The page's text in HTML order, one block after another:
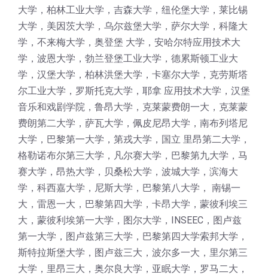
大学，柏林工业大学，吉森大学，纽伦堡大学，莱比锡
大学，美因茨大学，乌尔兹堡大学，萨尔大学，科隆大
学，不来梅大学，奥登堡 大学，安哈尔特应用技术大
学，波恩大学，勃兰登堡工业大学，德累斯顿工业大
学，汉堡大学，柏林洪堡大学，卡塞尔大学，克劳斯塔
尔工业大学，罗斯托克大学，耶拿 应用技术大学，汉堡
音乐和戏剧学院，鲁昂大学，克莱蒙费朗一大，克莱蒙
费朗第二大学，萨瓦大学，佩皮尼昂大学，南布列塔尼
大学，巴黎第一大学，第戎大学，国立 里昂第二大学，
格勒诺布尔第三大学，凡尔赛大学，巴黎第九大学，马
赛大学，昂热大学，贝桑松大学，波城大学，滨海大
学，科西嘉大学，尼斯大学，巴黎第八大学， 南锡一
大，雷恩一大，巴黎第四大学，卡昂大学，蒙彼利埃三
大，蒙彼利埃第一大学，图尔大学，INSEEC，图卢兹
第一大学，图卢兹第三大学，巴黎第四大学索邦大学，
斯特拉斯堡大学，图卢兹三大，波尔多一大，里尔第三
大学，里昂三大，奥尔良大学，亚眠大学，罗马二大，